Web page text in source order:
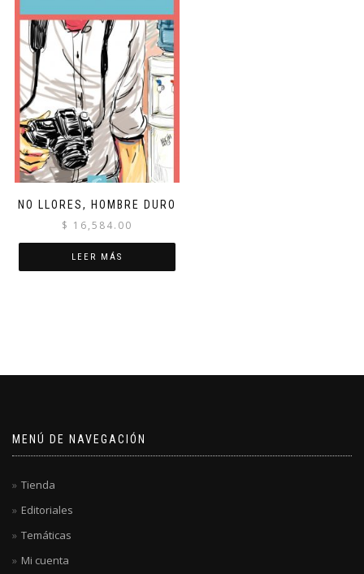
NO LLORES, HOMBRE DURO
$ 16,584.00
LEER MÁS
MENÚ DE NAVEGACIÓN
Tienda
Editoriales
Temáticas
Mi cuenta